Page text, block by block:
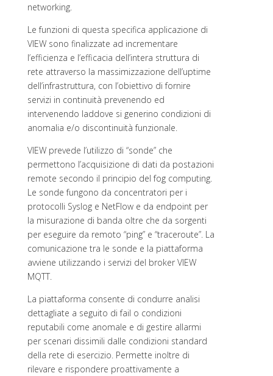
networking.
Le funzioni di questa specifica applicazione di
VIEW sono finalizzate ad incrementare
l’efficienza e l’efficacia dell’intera struttura di
rete attraverso la massimizzazione dell’uptime
dell’infrastruttura, con l’obiettivo di fornire
servizi in continuità prevenendo ed
intervenendo laddove si generino condizioni di
anomalia e/o discontinuità funzionale.
VIEW prevede l’utilizzo di “sonde” che
permettono l’acquisizione di dati da postazioni
remote secondo il principio del fog computing.
Le sonde fungono da concentratori per i
protocolli Syslog e NetFlow e da endpoint per
la misurazione di banda oltre che da sorgenti
per eseguire da remoto “ping” e “traceroute”. La
comunicazione tra le sonde e la piattaforma
avviene utilizzando i servizi del broker VIEW
MQTT.
La piattaforma consente di condurre analisi
dettagliate a seguito di fail o condizioni
reputabili come anomale e di gestire allarmi
per scenari dissimili dalle condizioni standard
della rete di esercizio. Permette inoltre di
rilevare e rispondere proattivamente a